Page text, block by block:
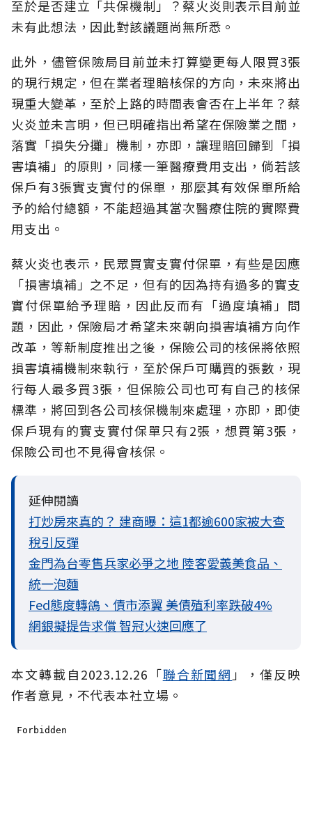
至於是否建立「共保機制」？蔡火炎則表示目前並
未有此想法，因此對該議題尚無所悉。
此外，儘管保險局目前並未打算變更每人限買3張
的現行規定，但在業者理賠核保的方向，未來將出
現重大變革，至於上路的時間表會否在上半年？蔡
火炎並未言明，但已明確指出希望在保險業之間，
落實「損失分攤」機制，亦即，讓理賠回歸到「損
害填補」的原則，同樣一筆醫療費用支出，倘若該
保戶有3張實支實付的保單，那麼其有效保單所給
予的給付總額，不能超過其當次醫療住院的實際費
用支出。
蔡火炎也表示，民眾買實支實付保單，有些是因應
「損害填補」之不足，但有的因為持有過多的實支
實付保單給予理賠，因此反而有「過度填補」問
題，因此，保險局才希望未來朝向損害填補方向作
改革，等新制度推出之後，保險公司的核保將依照
損害填補機制來執行，至於保戶可購買的張數，現
行每人最多買3張，但保險公司也可有自己的核保
標準，將回到各公司核保機制來處理，亦即，即使
保戶現有的實支實付保單只有2張，想買第3張，
保險公司也不見得會核保。
延伸閱讀
打炒房來真的？ 建商曝：這1都逾600家被大查
稅引反彈
金門為台零售兵家必爭之地 陸客愛義美食品、
統一泡麵
Fed態度轉鴿、債市添翼 美債殖利率跌破4%
網銀擬提告求償 智冠火速回應了
本文轉載自2023.12.26 「聯合新聞網 」
，僅反映
作者意見，不代表本社立場。